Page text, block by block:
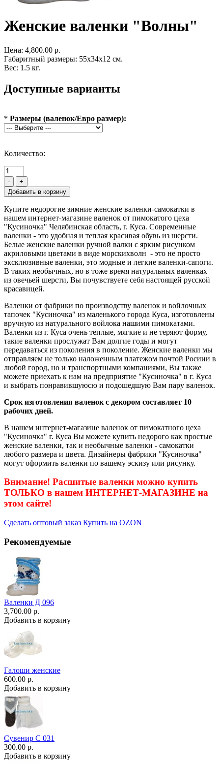
Женские валенки "Волны"
Цена: 4,800.00 р.
Габаритный размеры: 55x34x12 см.
Вес: 1.5 кг.
Доступные варианты
* Размеры (валенок/Евро размер):
Количество:
- +
Купите недорогие зимние женские валенки-самокатки в
нашем интернет-магазине валенок от пимокатого цеха
"Кусиночка" Челябинская область, г. Куса. Современные
валенки - это удобная и теплая красивая обувь из шерсти.
Белые женские валенки ручной валки с ярким рисунком
акриловыми цветами в виде морскихволн - это не просто
эксклюзивные валенки, это модные и легкие валенки-сапоги.
В таких необычных, но в тоже время натуральных валенках
из овечьей шерсти, Вы почувствуете себя настоящей русской
красавицей.
Валенки от фабрики по производству валенок и войлочных
тапочек "Кусиночка" из маленького города Куса, изготовлены
вручную из натурального войлока нашими пимокатами.
Валенки из г. Куса очень теплые, мягкие и не теряют форму,
такие валенки прослужат Вам долгие годы и могут
передаваться из поколения в поколение. Женские валенки мы
отправляем не только наложенным платежом почтой Росиии в
любой город, но и транспортными компаниями, Вы также
можете приехать к нам на предприятие "Кусиночка" в г. Куса
и выбрать понравившуюсю и подошедшую Вам пару валенок.
Срок изготовления валенок с декором составляет 10
рабочих дней.
В нашем интернет-магазине валенок от пимокатного цеха
"Кусиночка" г. Куса Вы можете купить недорого как простые
женские валенки, так и необычные валенки - самокатки
любого размера и цвета. Дизайнеры фабрики "Кусиночка"
могут оформить валенки по вашему эскизу или рисунку.
Внимание! Расшитые валенки можно купить
ТОЛЬКО в нашем ИНТЕРНЕТ-МАГАЗИНЕ на
этом сайте!
Сделать оптовый заказ Купить на OZON
Рекомендуемые
Валенки Д 096
3,700.00 р.
Добавить в корзину
Галоши женские
600.00 р.
Добавить в корзину
Сувенир С 031
300.00 р.
Добавить в корзину